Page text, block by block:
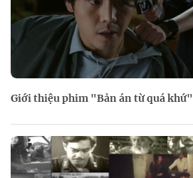
Giới thiệu phim "Bản án từ quá khứ"